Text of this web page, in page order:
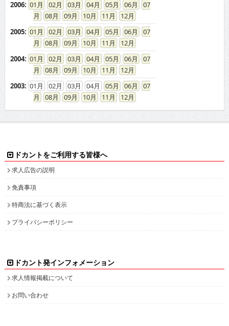
2005: 01 02 03 04 05 06
07
08
09 10 11
12
2004: 01 02 03 04 05 06
07
08
09 10 11
12
2003: 01 02 03 04 05 06
07
08
09 10 11 12
免責事項
お問い合わせ